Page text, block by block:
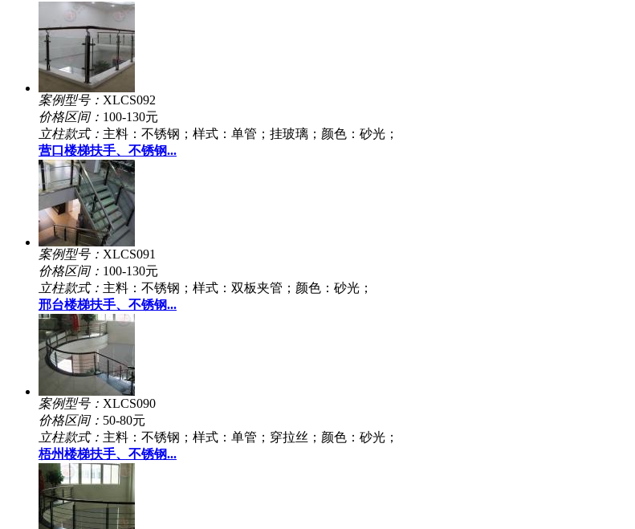
案例型号： XLCS092
价格区间： 100-130元
立柱款式： 主料：不锈钢；样式：单管；挂玻璃；颜色：砂光；
营口楼梯扶手、不锈钢...
案例型号： XLCS091
价格区间： 100-130元
立柱款式： 主料：不锈钢；样式：双板夹管；颜色：砂光；
邢台楼梯扶手、不锈钢...
案例型号： XLCS090
价格区间： 50-80元
立柱款式： 主料：不锈钢；样式：单管；穿拉丝；颜色：砂光；
梧州楼梯扶手、不锈钢...